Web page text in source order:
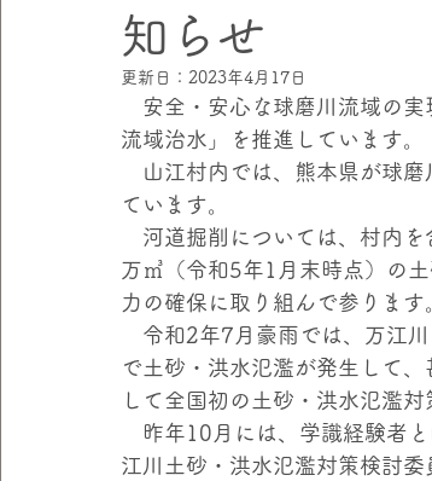
災害にあわない家づくりプロジェクト
伸和コントロールズ 災害の記憶
知らせ
更新日： 2023年4月17日
安全・安心な球磨川流域の実
流域治水」を推進しています。
山江村内では、熊本県が球磨
ています。
河道掘削については、村内を
万㎥（令和5年1月末時点）の
力の確保に取り組んで参ります
令和2年7月豪雨では、万江川
で土砂・洪水氾濫が発生して
して全国初の土砂・洪水氾濫対
昨年10月には、学識経験者と
江川土砂・洪水氾濫対策検討